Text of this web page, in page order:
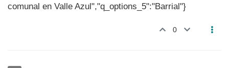
comunal en Valle Azul","q_options_5":"Barrial"}
0